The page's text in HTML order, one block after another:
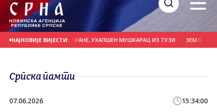
НАЈНОВИЈЕ ВИЈЕСТИ:
КИЛОГРАМА МАРИХУАНЕ, УХАПШЕН МУШКАРАЦ ИЗ ТУЗИ ЗЕМЉЕ ЕУ
Српска памти
07.06.2026 15:34:00